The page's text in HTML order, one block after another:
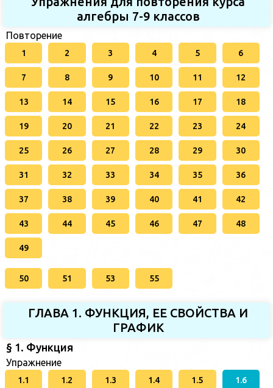
алгебры 7-9 классов
Повторение
1 2 3 4 5 6
7 8 9 10 11 12
13 14 15 16 17 18
19 20 21 22 23 24
25 26 27 28 29 30
31 32 33 34 35 36
37 38 39 40 41 42
43 44 45 46 47 48
49
50 51 53 55
ГЛАВА 1. ФУНКЦИЯ, ЕЕ СВОЙСТВА И
ГРАФИК
§ 1. Функция
Упражнение
1.1 1.2 1.3 1.4 1.5 1.6